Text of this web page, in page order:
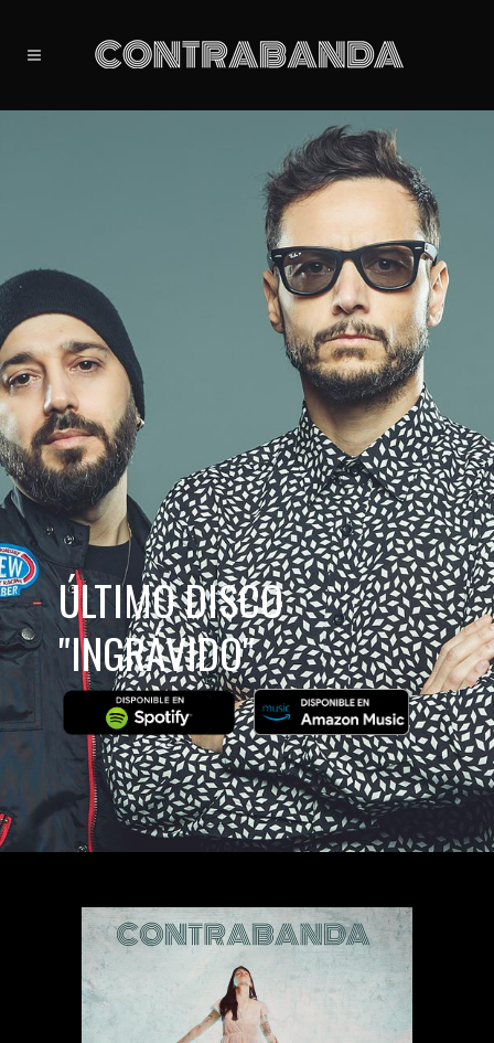
ÚLTIMO DISCO
"INGRÁVIDO"